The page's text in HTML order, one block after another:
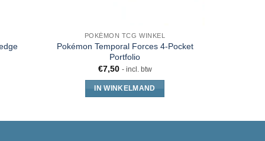
POKÉMON TCG WINKEL
Pokémon Temporal Forces 4-Pocket
Portfolio
€7,50 - incl. btw
IN WINKELMAND